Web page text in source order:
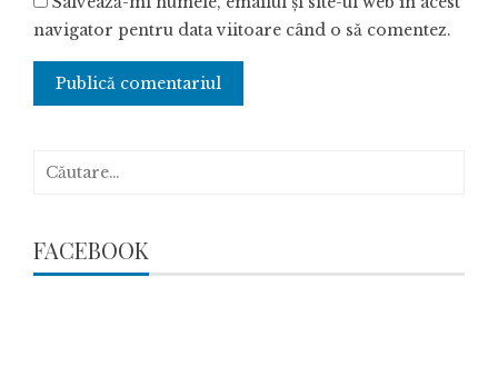
navigator pentru data viitoare când o să comentez.
Caută
FACEBOOK